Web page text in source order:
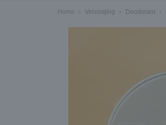
Home › Verzorging › Deodorant ›